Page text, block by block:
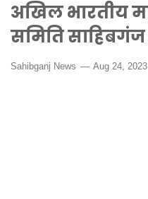
अखिल भारतीय
समिति
Sahibganj News Aug 24, 2023